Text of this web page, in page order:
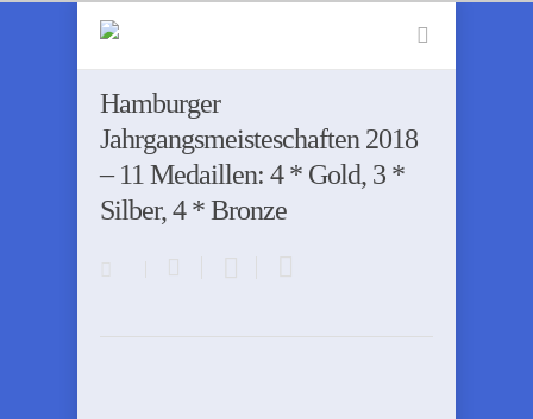
Hamburger
Jahrgangsmeisteschaften 2018
– 11 Medaillen: 4 * Gold, 3 *
Silber, 4 * Bronze